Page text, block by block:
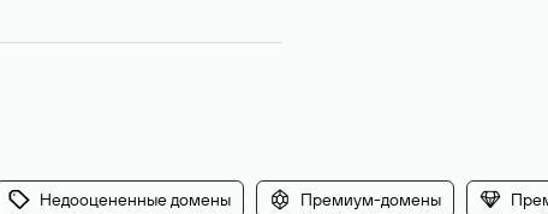
Недооцененные домены Премиум-домены